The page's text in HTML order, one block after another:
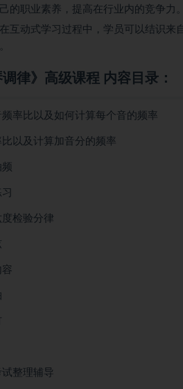
的职业素养，提高在行业内的竞争力。
在互动式学习过程中，学员可以结识
律》高级课程 内容目录：
率比以及如何计算每个音的频率
以及计算加音分的频率
检验分律
整理辅导